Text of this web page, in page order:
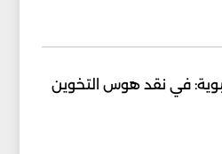
في نقد هوس التخوين